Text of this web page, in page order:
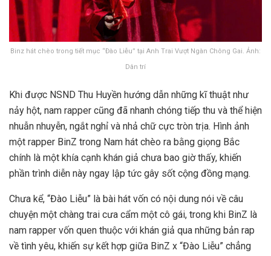
Binz hát chèo trong tiết mục “Đào Liễu” tại Anh Trai Vượt Ngàn Chông Gai. Ảnh:
Dân trí
Khi được NSND Thu Huyền hướng dẫn những kĩ thuật như
nảy hột, nam rapper cũng đã nhanh chóng tiếp thu và thể hiện
nhuẫn nhuyễn, ngắt nghỉ và nhả chữ cực tròn trịa. Hình ảnh
một rapper BinZ trong Nam hát chèo ra bằng giọng Bắc
chính là một khía cạnh khán giả chưa bao giờ thấy, khiến
phần trình diễn này ngay lập tức gây sốt cộng đồng mạng.
Chưa kể, “Đào Liễu” là bài hát vốn có nội dung nói về câu
chuyện một chàng trai cưa cẩm một cô gái, trong khi BinZ là
nam rapper vốn quen thuộc với khán giả qua những bản rap
về tình yêu, khiến sự kết hợp giữa BinZ x “Đào Liễu” chẳng